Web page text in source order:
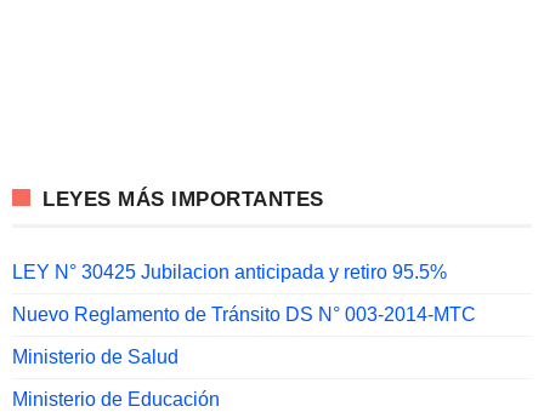
LEYES MÁS IMPORTANTES
LEY N° 30425 Jubilacion anticipada y retiro 95.5%
Nuevo Reglamento de Tránsito DS N° 003-2014-MTC
Ministerio de Salud
Ministerio de Educación